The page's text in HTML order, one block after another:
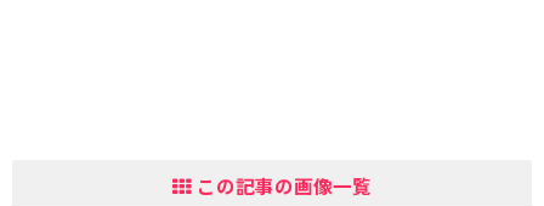
この記事の画像一覧